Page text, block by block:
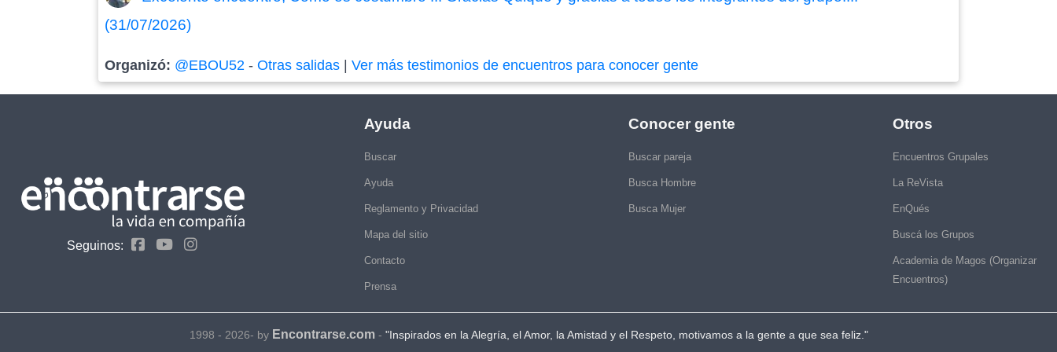
(31/07/2026)
Organizó: @EBOU52 -Otras salidas |Ver más testimonios de encuentros para conocer gente
Seguinos:
Ayuda
Buscar
Ayuda
Reglamento y Privacidad
Mapa del sitio
Contacto
Prensa
Conocer gente
Buscar pareja
Busca Hombre
Busca Mujer
Otros
Encuentros Grupales
La ReVista
EnQués
Buscá los Grupos
Academia de Magos (Organizar
Encuentros)
1998 - 2026- by Encontrarse.com- "Inspirados en la Alegría, el Amor, la Amistad y el Respeto, motivamos a la gente a que sea feliz."